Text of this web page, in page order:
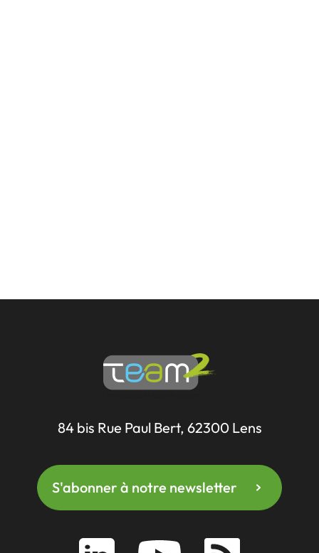
84 bis Rue Paul Bert, 62300 Lens
S'abonner à notre newsletter